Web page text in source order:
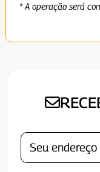
* A operação será